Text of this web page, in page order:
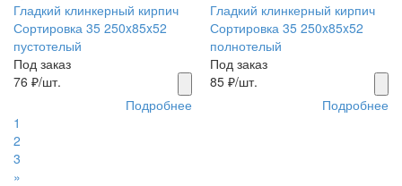
Гладкий клинкерный кирпич
Сортировка 35 250x85x52
пустотелый
Под заказ
76 ₽/шт.
Подробнее
Гладкий клинкерный кирпич
Сортировка 35 250x85x52
полнотелый
Под заказ
85 ₽/шт.
Подробнее
1
2
3
»